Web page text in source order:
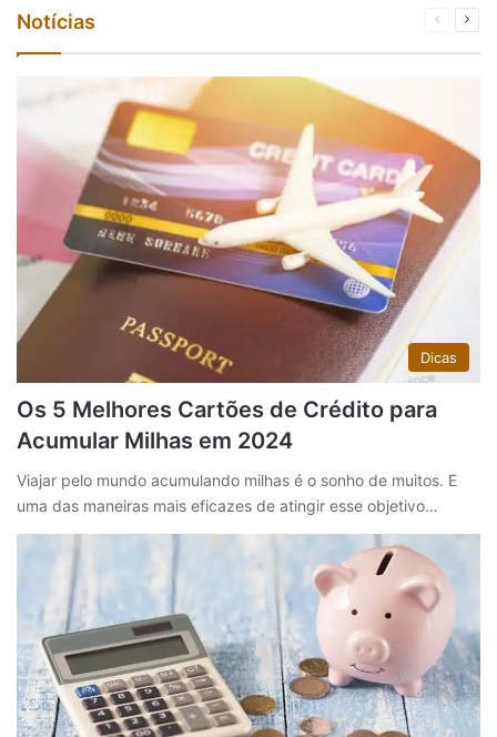
Notícias
Página
Dicas
Os 5 Melhores Cartões de Crédito para
Acumular Milhas em 2024
Viajar pelo mundo acumulando milhas é o sonho de muitos. E
uma das maneiras mais eficazes de atingir esse objetivo…